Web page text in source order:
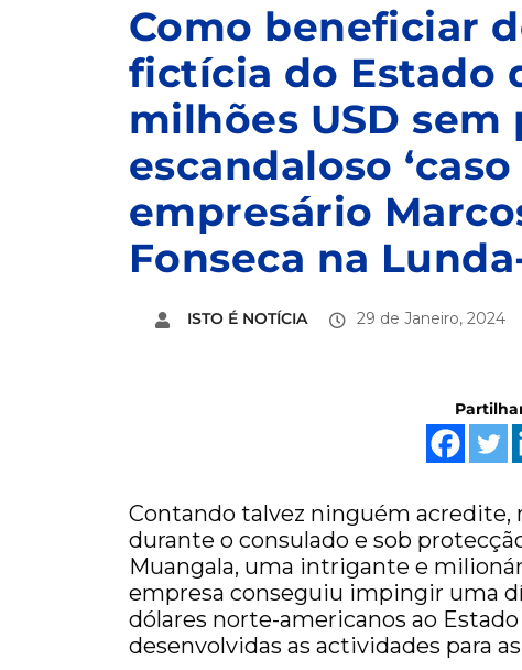
Como beneficiar
fictícia do Estado
milhões USD sem
escandaloso
empresário
Fonseca na
ISTO É NOTÍCIA 29 de Janeiro, 2024
Contando talvez ninguém acredite,
durante o consulado e sob
Muangala, uma intrigante e
empresa conseguiu impingir uma
dólares norte-americanos ao
desenvolvidas as actividades para